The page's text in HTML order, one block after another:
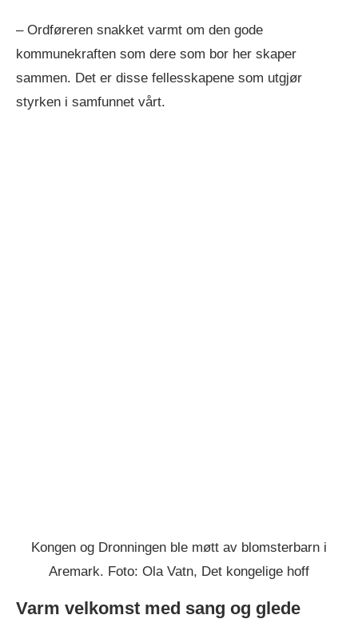
– Ordføreren snakket varmt om den gode
kommunekraften som dere som bor her skaper
sammen. Det er disse fellesskapene som utgjør
styrken i samfunnet vårt.
Kongen og Dronningen ble møtt av blomsterbarn i
Aremark. Foto: Ola Vatn, Det kongelige hoff
Varm velkomst med sang og glede